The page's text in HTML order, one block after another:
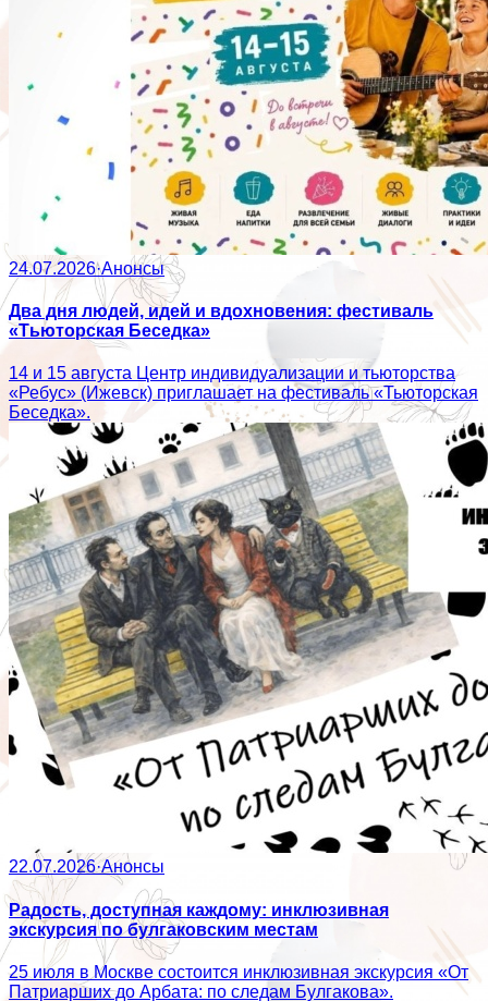
24.07.2026·Анонсы
Два дня людей, идей и вдохновения: фестиваль
«Тьюторская Беседка»
14 и 15 августа Центр индивидуализации и тьюторства
«Ребус» (Ижевск) приглашает на фестиваль «Тьюторская
Беседка».
22.07.2026·Анонсы
Радость, доступная каждому: инклюзивная
экскурсия по булгаковским местам
25 июля в Москве состоится инклюзивная экскурсия «От
Патриарших до Арбата: по следам Булгакова».